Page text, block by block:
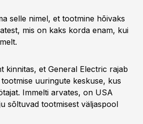
selle nimel, et tootmine hõivaks
mis on kaks korda enam, kui
kinnitas, et General Electric rajab
uuringute keskuse, kus
Immelti arvates, on USA
sõltuvad tootmisest väljaspool